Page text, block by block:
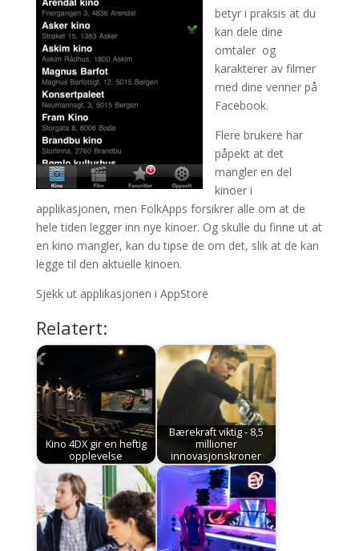
betyr i praksis at du
kan dele dine
omtaler og
karakterer av filmer
med dine venner på
Facebook.
Flere brukere har
påpekt at det
mangler en del
kinoer i
applikasjonen, men FolkApps forsikrer alle om at de
hele tiden legger inn nye kinoer. Og skulle du finne ut at
en kino mangler, kan du tipse de om det, slik at de kan
legge til den aktuelle kinoen.
Sjekk ut applikasjonen i AppStore
Relatert:
Kino 4DX gir en heftig
opplevelse
Bærekraft viktig - 8,5
millioner
innovasjonskroner